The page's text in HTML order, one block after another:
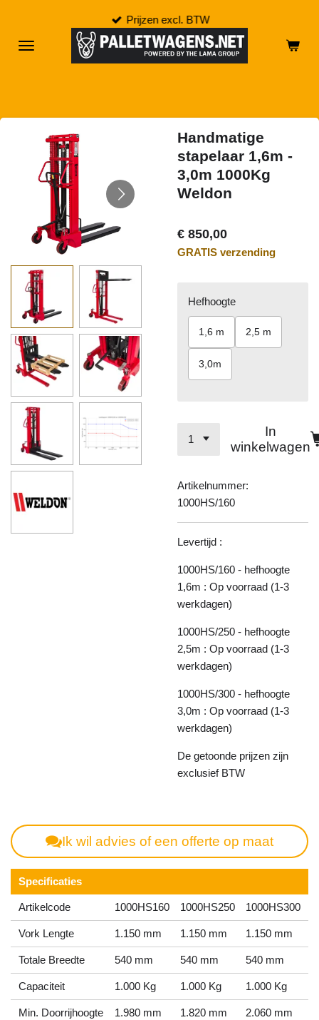
naar
Prijzen excl. BTW
Handmatige
stapelaar 1,6m -
3,0m 1000Kg
Weldon
€ 850,00
GRATIS verzending
Hefhoogte
1,6 m 2,5 m
3,0m
In
winkelwagen
Artikelnummer:
1000HS/160
Levertijd :
1000HS/160 - hefhoogte
1,6m : Op voorraad (1-3
werkdagen)
1000HS/250 - hefhoogte
2,5m : Op voorraad (1-3
werkdagen)
1000HS/300 - hefhoogte
3,0m : Op voorraad (1-3
werkdagen)
De getoonde prijzen zijn
exclusief BTW
Ik wil advies of een offerte op maat
Specificaties
Artikelcode 1000HS160 1000HS250 1000HS300
Vork Lengte 1.150 mm 1.150 mm 1.150 mm
Totale Breedte 540 mm 540 mm 540 mm
Capaciteit 1.000 Kg 1.000 Kg 1.000 Kg
Min. Doorrijhoogte 1.980 mm 1.820 mm 2.060 mm